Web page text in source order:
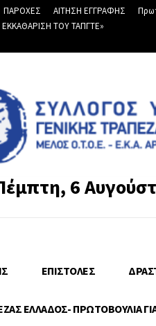
ΠΑΡΟΧΕΣ ΑΙΤΗΣΗ ΕΓΓΡΑΦΗΣ
ΤΟΥ ΤΑΠΓΤΕ»
6
ΕΠΙΣΤΟΛΈΣ
ΕΛΛΑΔΟΣ- ΠΡΩΤΟΒΟΥΛΙΑ